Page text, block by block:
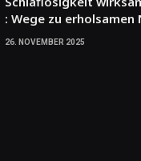
: Wege zu erholsamen
26. NOVEMBER 2025